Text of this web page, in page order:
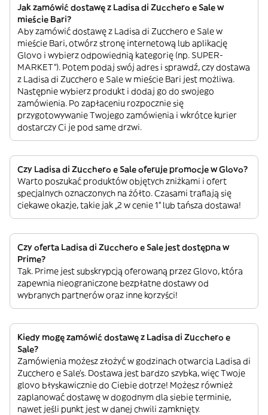
Jak zamówić dostawę z Ladisa di Zucchero e Sale w
mieście Bari?
Aby zamówić dostawę z Ladisa di Zucchero e Sale w
mieście Bari, otwórz stronę internetową lub aplikację
Glovo i wybierz odpowiednią kategorię (np. SUPER-
MARKET”). Potem podaj swój adres i sprawdź, czy dostawa
z Ladisa di Zucchero e Sale w mieście Bari jest możliwa.
Następnie wybierz produkt i dodaj go do swojego
zamówienia. Po zapłaceniu rozpocznie się
przygotowywanie Twojego zamówienia i wkrótce kurier
dostarczy Ci je pod same drzwi.
Czy Ladisa di Zucchero e Sale oferuje promocje w Glovo?
Warto poszukać produktów objętych zniżkami i ofert
specjalnych oznaczonych na żółto. Czasami trafiają się
ciekawe okazje, takie jak „2 w cenie 1” lub tańsza dostawa!
Czy oferta Ladisa di Zucchero e Sale jest dostępna w
Prime?
Tak. Prime jest subskrypcją oferowaną przez Glovo, która
zapewnia nieograniczone bezpłatne dostawy od
wybranych partnerów oraz inne korzyści!
Kiedy mogę zamówić dostawę z Ladisa di Zucchero e
Sale?
Zamówienia możesz złożyć w godzinach otwarcia Ladisa di
Zucchero e Sale’s. Dostawa jest bardzo szybka, więc Twoje
glovo błyskawicznie do Ciebie dotrze! Możesz również
zaplanować dostawę w dogodnym dla siebie terminie,
nawet jeśli punkt jest w danej chwili zamknięty.